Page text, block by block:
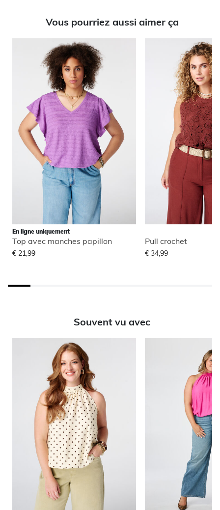
Vous pourriez aussi aimer ça
En ligne uniquement
Top avec manches papillon
€ 21,99
Pull crochet
€ 34,99
Souvent vu avec